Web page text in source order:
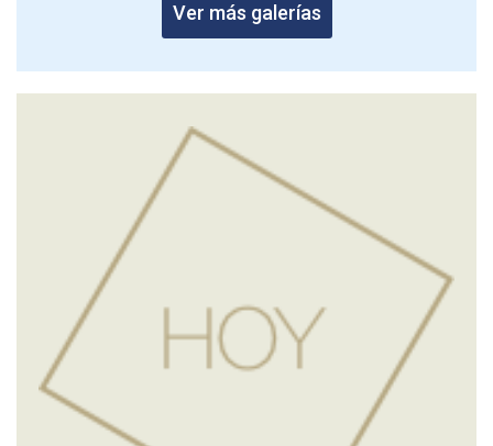
Ver más galerías